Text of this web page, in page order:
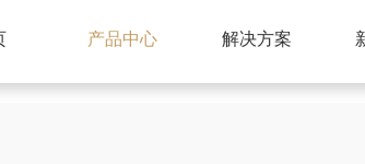
产品中心 解决方案